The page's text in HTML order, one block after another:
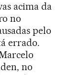
acima da
no
pelo
errado.
no